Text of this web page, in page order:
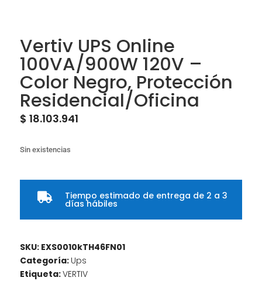
Vertiv UPS Online
100VA/900W 120V –
Color Negro, Protección
Residencial/Oficina
$ 18.103.941
Sin existencias
 Tiempo estimado de entrega de 2 a 3
días hábiles
SKU: EXS0010kTH46FN01
Categoría: Ups
Etiqueta:VERTIV